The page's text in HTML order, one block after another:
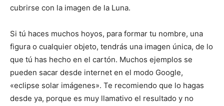
cubrirse con la imagen de la Luna.
Si tú haces muchos hoyos, para formar tu nombre, una
figura o cualquier objeto, tendrás una imagen única, de lo
que tú has hecho en el cartón. Muchos ejemplos se
pueden sacar desde internet en el modo Google,
«eclipse solar imágenes». Te recomiendo que lo hagas
desde ya, porque es muy llamativo el resultado y no